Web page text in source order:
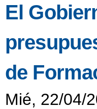
El
de
Mié, 22/04/